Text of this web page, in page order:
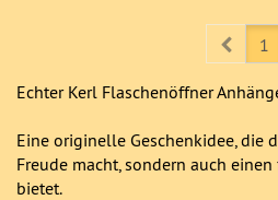
Prev1
Echter Kerl Flaschenöffner
Eine originelle Geschenkidee, die
Freude macht, sondern auch
bietet.